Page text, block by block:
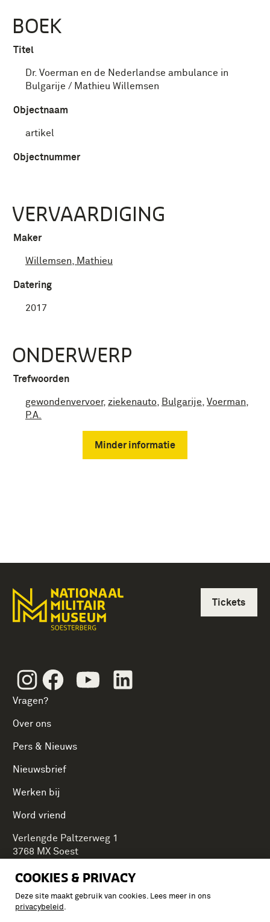
COOKIES & PRIVACY
Deze site maakt gebruik van cookies. Lees meer in ons
privacybeleid .
BOEK
Titel
Dr. Voerman en de Nederlandse ambulance in
Bulgarije / Mathieu Willemsen
Objectnaam
artikel
Objectnummer
VERVAARDIGING
Maker
Willemsen, Mathieu
Datering
2017
ONDERWERP
Trefwoorden
gewondenvervoer, ziekenauto Bulgarije Voerman
P.A.
Minder informatie
InstagramFacebookYoutube
Vragen?
Over ons
Pers & Nieuws
Nieuwsbrief
Werken bij
Word vriend
Tickets
Verlengde Paltzerweg 1
3768 MX Soest
Onderdeel van Stichting Koninklijke Defensiemusea,